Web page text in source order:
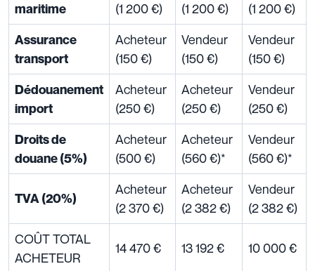
maritime
(1 200 €)
(1 200 €)
(1 200 €)
Assurance
transport
Acheteur
(150 €)
Vendeur
(150 €)
Vendeur
(150 €)
Dédouanement
import
Acheteur
(250 €)
Acheteur
(250 €)
Vendeur
(250 €)
Droits de
douane (5%)
Acheteur
(500 €)
Acheteur
(560 €)*
Vendeur
(560 €)*
TVA (20%)
Acheteur
(2 370 €)
Acheteur
(2 382 €)
Vendeur
(2 382 €)
COÛT TOTAL
ACHETEUR
14 470 € 13 192 € 10 000 €